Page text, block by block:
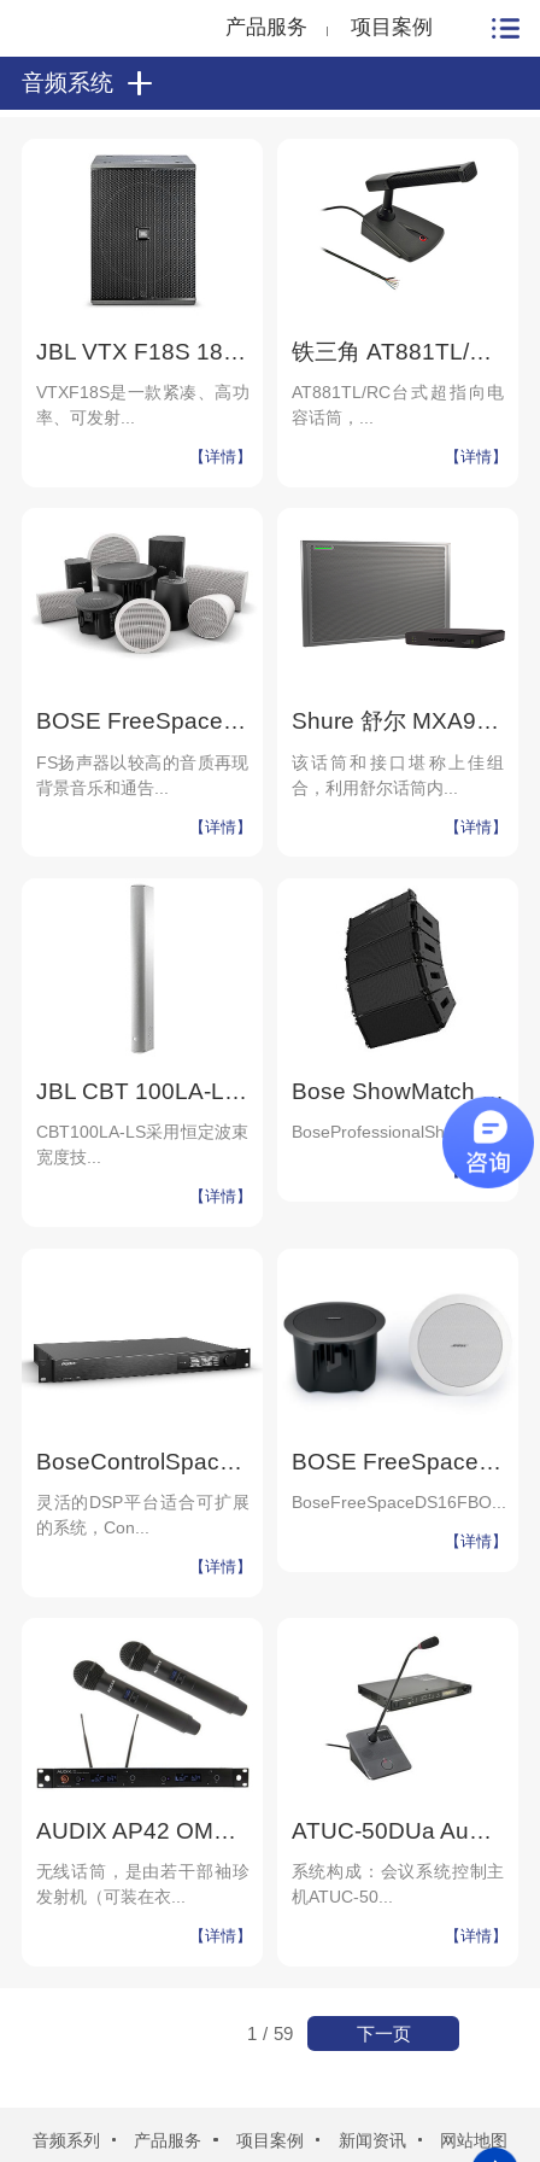
产品服务 项目案例
音频系统
JBL VTX F18S 18英寸低音炮 剧场音箱 流动演出音箱
VTXF18S是一款紧凑、高功
率、可发射...
【详情】
铁三角 AT881TL/RC 台式超指向电容话筒(带LED灯及遥控功能)
AT881TL/RC台式超指向电
容话筒，...
【详情】
BOSE FreeSpace FS2C 专业吸顶扬声器 吸顶音响 家庭影院音响 家庭背景音乐套装 全屋音响组合嵌入式音乐系统套装 吊顶音响
FS扬声器以较高的音质再现
背景音乐和通告...
【详情】
Shure 舒尔 MXA910 天花板矩阵话筒 会议套装
该话筒和接口堪称上佳组
合，利用舒尔话筒内...
【详情】
JBL CBT 100LA-LS线阵列音柱扬声器
CBT100LA-LS采用恒定波束
宽度技...
【详情】
Bose ShowMatch SM5阵列扬声器专业音响工程方案舞台灯光音响
BoseProfessionalShow...
【详情】
BoseControlSpace EX-1280C远程会议音频处理器会议室音视频系统设备视频会议系统
灵活的DSP平台适合可扩展
的系统，Con...
【详情】
BOSE FreeSpace DS16F/DS40F 博士吸顶式天花扬声器 嵌入式音箱
BoseFreeSpaceDS16FBO...
【详情】
AUDIX AP42 OM2双通道无线手持话筒
无线话筒，是由若干部袖珍
发射机（可装在衣...
【详情】
ATUC-50DUa Audio-Technica - 铁三角配套数字手拉手会议系统
系统构成：会议系统控制主
机ATUC-50...
【详情】
1 / 59 下一页
音频系列 产品服务 项目案例 新闻资讯
网站地图